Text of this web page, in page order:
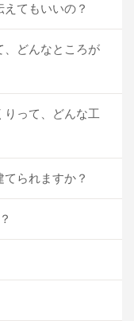
てもいいの？
、どんなところが
って、どんな工
られますか？